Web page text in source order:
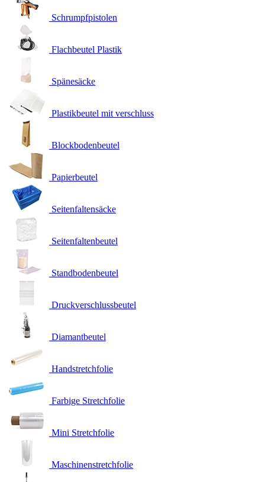
Schrumpfpistolen
Flachbeutel Plastik
Spänesäcke
Plastikbeutel mit verschluss
Blockbodenbeutel
Papierbeutel
Seitenfaltensäcke
Seitenfaltenbeutel
Standbodenbeutel
Druckverschlussbeutel
Diamantbeutel
Handstretchfolie
Farbige Stretchfolie
Mini Stretchfolie
Maschinenstretchfolie